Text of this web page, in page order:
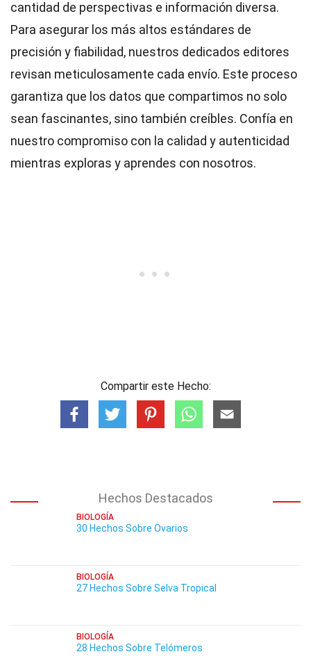
cantidad de perspectivas e información diversa.
Para asegurar los más altos estándares de
precisión y fiabilidad, nuestros dedicados editores
revisan meticulosamente cada envío. Este proceso
garantiza que los datos que compartimos no solo
sean fascinantes, sino también creíbles. Confía en
nuestro compromiso con la calidad y autenticidad
mientras exploras y aprendes con nosotros.
Compartir este Hecho:
Hechos Destacados
BIOLOGÍA
30 Hechos Sobre Ovarios
BIOLOGÍA
27 Hechos Sobre Selva Tropical
BIOLOGÍA
28 Hechos Sobre Telómeros